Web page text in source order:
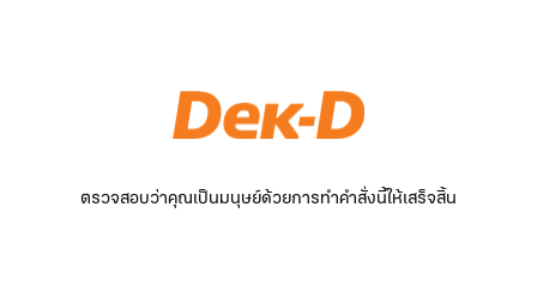
ตรวจสอบว่าคุณเป็นมนุษย์ด้วยการทำคำสั่งนี้ให้เสร็จสิ้น